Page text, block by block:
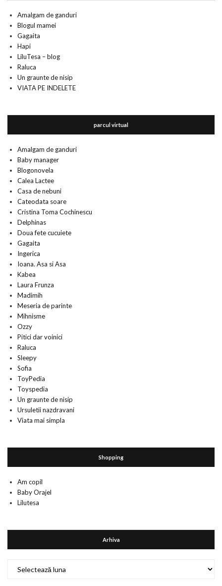
Amalgam de ganduri
Blogul mamei
Gagaita
Hapi
LiluTesa – blog
Raluca
Un graunte de nisip
VIATA PE INDELETE
parcul virtual
Amalgam de ganduri
Baby manager
Blogonovela
Calea Lactee
Casa de nebuni
Cateodata soare
Cristina Toma Cochinescu
Delphinas
Doua fete cucuiete
Gagaita
Ingerica
Ioana. Asa si Asa
Kabea
Laura Frunza
Madimih
Meseria de parinte
Mihnisme
Ozzy
Pitici dar voinici
Raluca
Sleepy
Sofia
ToyPedia
Toyspedia
Un graunte de nisip
Ursuletii nazdravani
Viata mai simpla
Shopping
Am copil
Baby Orajel
Lilutesa
Arhiva